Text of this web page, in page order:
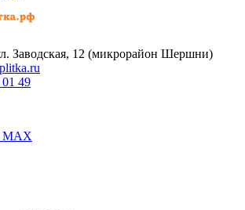
Заводская, 12 (микрорайон Шершни)
49